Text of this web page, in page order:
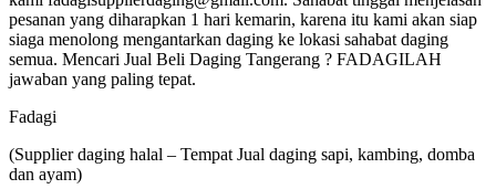
pesanan yang diharapkan 1 hari kemarin, karena itu kami akan siap
siaga menolong mengantarkan daging ke lokasi sahabat daging
semua. Mencari Jual Beli Daging Tangerang ? FADAGILAH
jawaban yang paling tepat.
Fadagi
(Supplier daging halal – Tempat Jual daging sapi, kambing, domba
dan ayam)